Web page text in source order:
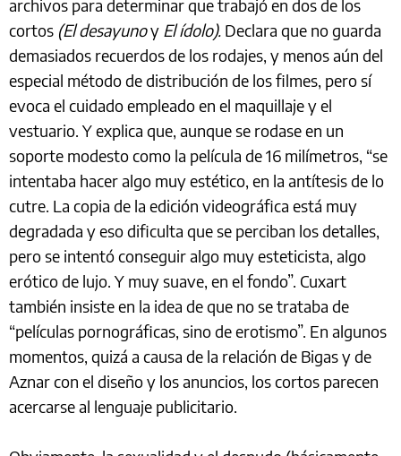
archivos para determinar que trabajó en dos de los
cortos (El desayunoy El ídolo). Declara que no guarda
demasiados recuerdos de los rodajes, y menos aún del
especial método de distribución de los filmes, pero sí
evoca el cuidado empleado en el maquillaje y el
vestuario. Y explica que, aunque se rodase en un
soporte modesto como la película de 16 milímetros, “se
intentaba hacer algo muy estético, en la antítesis de lo
cutre. La copia de la edición videográfica está muy
degradada y eso dificulta que se perciban los detalles,
pero se intentó conseguir algo muy esteticista, algo
erótico de lujo. Y muy suave, en el fondo”. Cuxart
también insiste en la idea de que no se trataba de
“películas pornográficas, sino de erotismo”. En algunos
momentos, quizá a causa de la relación de Bigas y de
Aznar con el diseño y los anuncios, los cortos parecen
acercarse al lenguaje publicitario.